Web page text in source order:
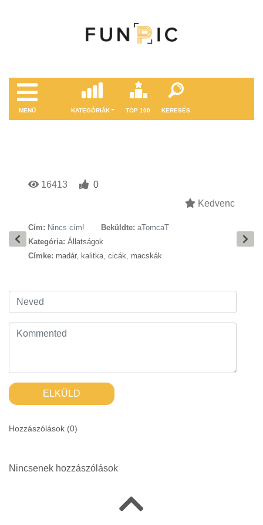
MENÜ KATEGÓRIÁK TOP 100 KERESÉS
16413
0
Kedvenc
Cím: Nincs cím! Beküldte: aTomcaT
Kategória: Állatságok
Címke: madár, kalitka, cicák, macskák
ELKÜLD
Hozzászólások (0)
Nincsenek hozzászólások